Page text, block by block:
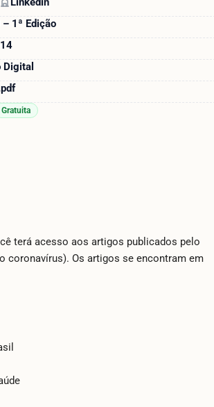
1ª Edição
Digital
Gratuita
terá acesso aos artigos publicados pelo
coronavírus). Os artigos se encontram em